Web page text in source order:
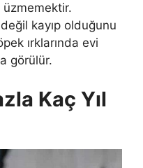
kayıp olduğunu
ırklarında evi
görülür.
Kaç Yıl